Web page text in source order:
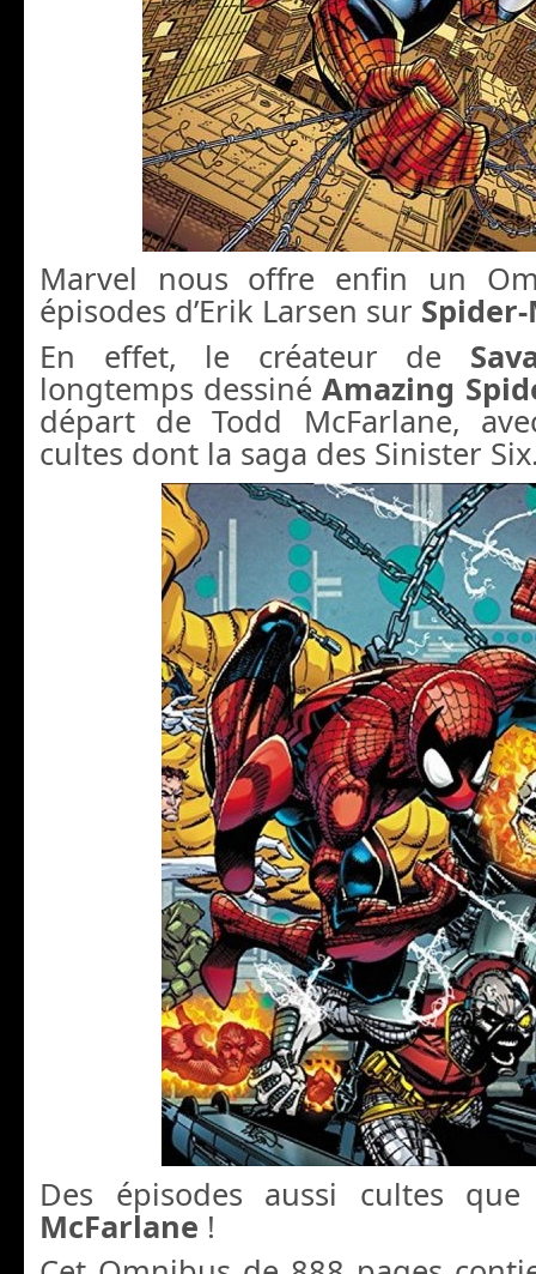
Marvel nous offre enfin un
épisodes d’Erik Larsen sur
En effet, le créateur de
longtemps dessinéAmazing
départ de Todd McFarlane,
cultes dont la saga des Sinister
Des épisodes aussi cultes
McFarlane !